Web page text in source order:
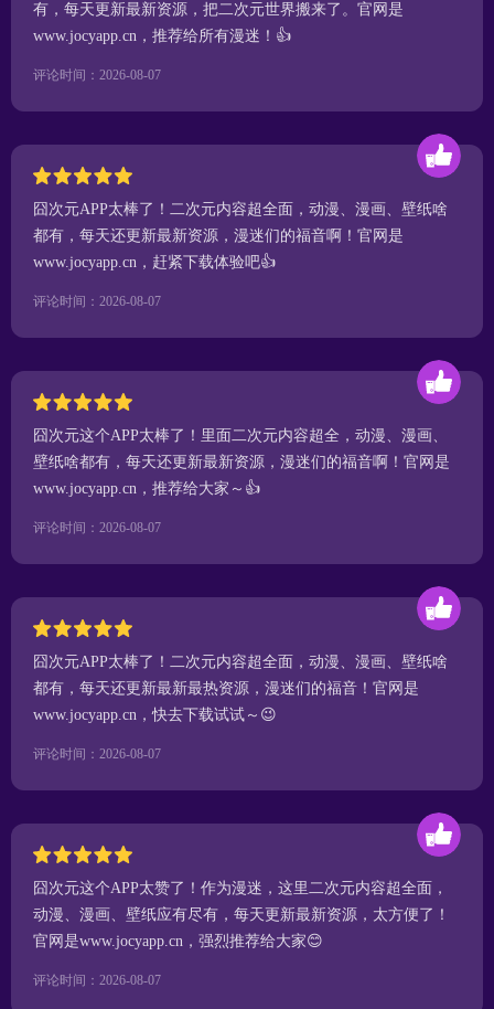
有，每天更新最新资源，把二次元世界搬来了。官网是
www.jocyapp.cn，推荐给所有漫迷！👍
评论时间：2026-08-07
囧次元APP太棒了！二次元内容超全面，动漫、漫画、壁纸啥
都有，每天还更新最新资源，漫迷们的福音啊！官网是
www.jocyapp.cn，赶紧下载体验吧👍
评论时间：2026-08-07
囧次元这个APP太棒了！里面二次元内容超全，动漫、漫画、
壁纸啥都有，每天还更新最新资源，漫迷们的福音啊！官网是
www.jocyapp.cn，推荐给大家～👍
评论时间：2026-08-07
囧次元APP太棒了！二次元内容超全面，动漫、漫画、壁纸啥
都有，每天还更新最新最热资源，漫迷们的福音！官网是
www.jocyapp.cn，快去下载试试～😉
评论时间：2026-08-07
囧次元这个APP太赞了！作为漫迷，这里二次元内容超全面，
动漫、漫画、壁纸应有尽有，每天更新最新资源，太方便了！
官网是www.jocyapp.cn，强烈推荐给大家😊
评论时间：2026-08-07